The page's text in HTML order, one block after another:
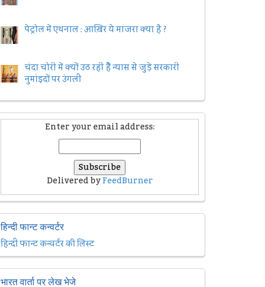
पेट्रोल में एथनाल : आख़िर ये माजरा क्या है ?
चंदा चोरी में क्यों उठ रही हैैं न्यास से जुड़े सरकारी
नुमांइदों पर उंगली
Enter your email address:
Delivered byFeedBurner
हिन्दी फान्ट कन्वर्टर
हिन्दी फान्ट कन्वर्टर की लिस्ट
भारत वार्ता पर लेख भेजे